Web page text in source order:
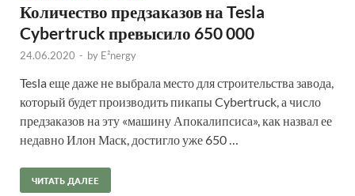
Количество предзаказов на Tesla
Cybertruck превысило 650 000
24.06.2020 - by E²nergy
Tesla еще даже не выбрала место для строительства завода,
который будет производить пикапы Cybertruck, а число
предзаказов на эту «машину Апокалипсиса», как назвал ее
недавно Илон Маск, достигло уже 650 …
ЧИТАТЬ ДАЛЕЕ